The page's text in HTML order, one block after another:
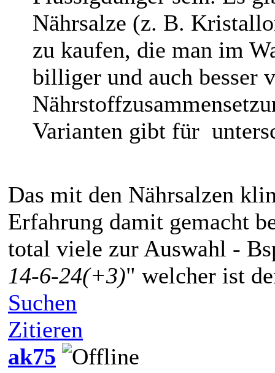
Nährsalze (z. B.
zu kaufen, die man im
billiger und auch besser
Varianten gibt für
Das mit den Nährsalzen
Erfahrung damit gemacht
total viele zur Auswahl -
14-6-24(+3)" welcher ist
Suchen
Zitieren
ak75